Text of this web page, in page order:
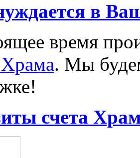
в
время
. Мы
счета